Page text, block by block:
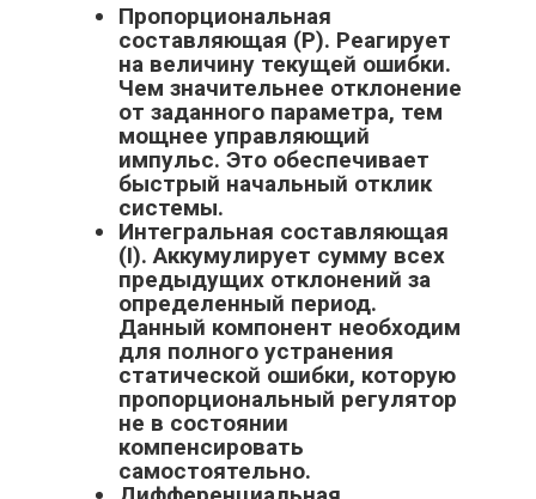
Пропорциональная
составляющая (P). Реагирует
на величину текущей ошибки.
Чем значительнее отклонение
от заданного параметра, тем
мощнее управляющий
импульс. Это обеспечивает
быстрый начальный отклик
системы.
Интегральная составляющая
(I). Аккумулирует сумму всех
предыдущих отклонений за
определенный период.
Данный компонент необходим
для полного устранения
статической ошибки, которую
пропорциональный регулятор
не в состоянии
компенсировать
самостоятельно.